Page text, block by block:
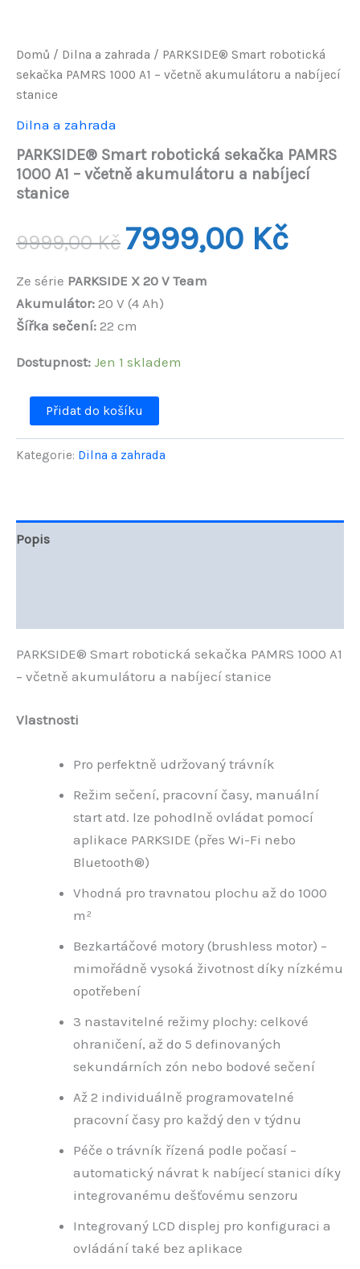
Domů / Dilna a zahrada / PARKSIDE® Smart robotická
sekačka PAMRS 1000 A1 – včetně akumulátoru a nabíjecí
stanice
Dilna a zahrada
PARKSIDE® Smart robotická sekačka PAMRS
1000 A1 – včetně akumulátoru a nabíjecí
stanice
9999,00Kč
Původní
byla:
9999,00 Kč.
7999,00 Kč
Ze série PARKSIDE X 20 V Team
Akumulátor: 20 V (4 Ah)
Šířka sečení: 22 cm
Dostupnost: Jen 1 skladem
PARKSIDE®
robotická
sekačka
včetně
akumulátoru
Přidat do košíku
Kategorie: Dilna a zahrada
Popis
PARKSIDE® Smart robotická sekačka PAMRS 1000 A1
– včetně akumulátoru a nabíjecí stanice
Vlastnosti
Pro perfektně udržovaný trávník
Režim sečení, pracovní časy, manuální
start atd. lze pohodlně ovládat pomocí
aplikace PARKSIDE (přes Wi-Fi nebo
Bluetooth®)
Vhodná pro travnatou plochu až do 1000
m²
Bezkartáčové motory (brushless motor) –
mimořádně vysoká životnost díky nízkému
opotřebení
3 nastavitelné režimy plochy: celkové
ohraničení, až do 5 definovaných
sekundárních zón nebo bodové sečení
Až 2 individuálně programovatelné
pracovní časy pro každý den v týdnu
Péče o trávník řízená podle počasí –
automatický návrat k nabíjecí stanici díky
integrovanému dešťovému senzoru
Integrovaný LCD displej pro konfiguraci a
ovládání také bez aplikace